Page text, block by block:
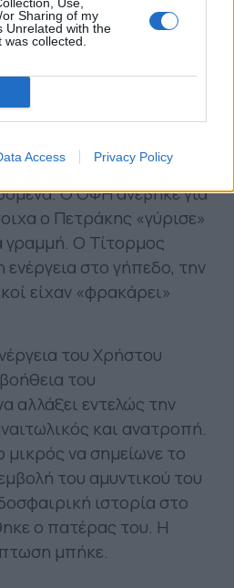
Sharing of my
Unrelated with the
collected.
Access Privacy Policy
καριέρα του Σέρβου
Ο ΟΦΗ ανέβηκε για
ο Πετράκης «γύρισε»
γραμμή. Ο Τίτορμος
στο γήπεδο, την
είχαν «φρακάρει»
του Χρήστου
του
αλλάξει εντελώς την
και ανατροπή.
να σημείωνε το
του αμυντικού του
ιστορία στο
ο πατέρας του. Η
μπήκε.